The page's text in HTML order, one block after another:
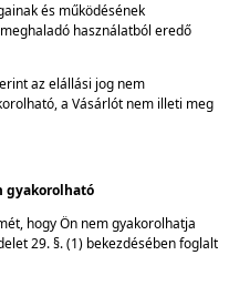
és működésének
használatból eredő
az elállási jog nem
a Vásárlót nem illeti meg
gyakorolható
hogy Ön nem gyakorolhatja
29. §. (1) bekezdésében foglalt